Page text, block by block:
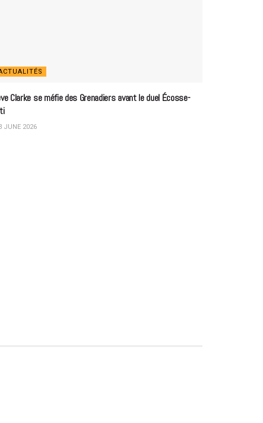
Clarke se méfie des Grenadiers avant le duel Écosse-
JUNE 2026